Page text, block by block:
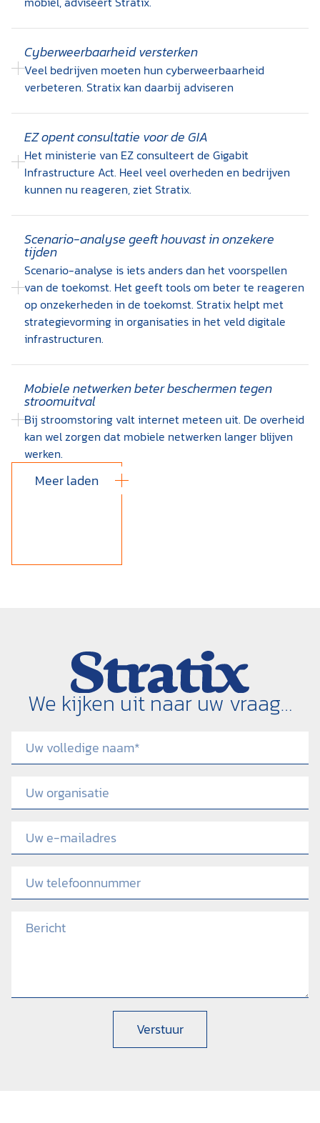
Cyberweerbaarheid versterken
Veel bedrijven moeten hun cyberweerbaarheid
verbeteren. Stratix kan daarbij adviseren
EZ opent consultatie voor de GIA
Het ministerie van EZ consulteert de Gigabit
Infrastructure Act. Heel veel overheden en bedrijven
kunnen nu reageren, ziet Stratix.
Scenario-analyse geeft houvast in onzekere
tijden
Scenario-analyse is iets anders dan het voorspellen
van de toekomst. Het geeft tools om beter te reageren
op onzekerheden in de toekomst. Stratix helpt met
strategievorming in organisaties in het veld digitale
infrastructuren.
Mobiele netwerken beter beschermen tegen
stroomuitval
Bij stroomstoring valt internet meteen uit. De overheid
kan wel zorgen dat mobiele netwerken langer blijven
werken.
Meer laden
We kijken uit naar uw vraag…
Verstuur